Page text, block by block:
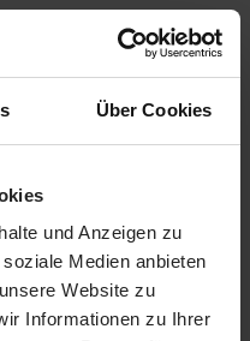
Über Cookies
und Anzeigen zu
Medien anbieten
Website zu
Informationen zu Ihrer